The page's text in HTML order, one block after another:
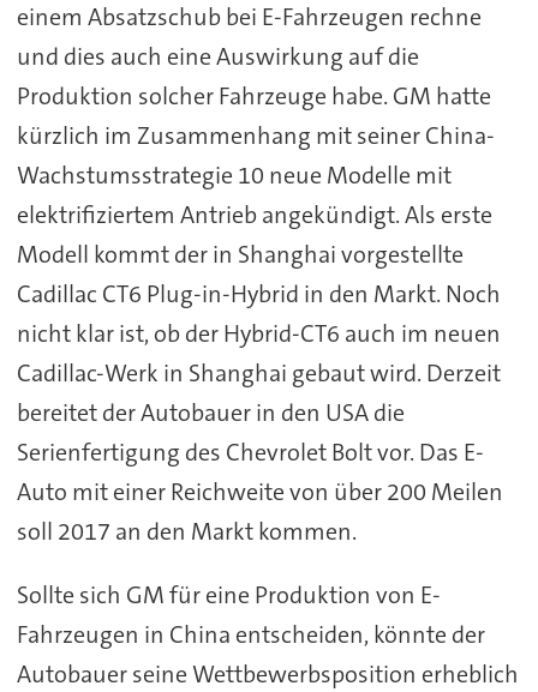
einem Absatzschub bei E-Fahrzeugen rechne
und dies auch eine Auswirkung auf die
Produktion solcher Fahrzeuge habe. GM hatte
kürzlich im Zusammenhang mit seiner China-
Wachstumsstrategie 10 neue Modelle mit
elektrifiziertem Antrieb angekündigt. Als erste
Modell kommt der in Shanghai vorgestellte
Cadillac CT6 Plug-in-Hybrid in den Markt. Noch
nicht klar ist, ob der Hybrid-CT6 auch im neuen
Cadillac-Werk in Shanghai gebaut wird. Derzeit
bereitet der Autobauer in den USA die
Serienfertigung des Chevrolet Bolt vor. Das E-
Auto mit einer Reichweite von über 200 Meilen
soll 2017 an den Markt kommen.
Sollte sich GM für eine Produktion von E-
Fahrzeugen in China entscheiden, könnte der
Autobauer seine Wettbewerbsposition erheblich